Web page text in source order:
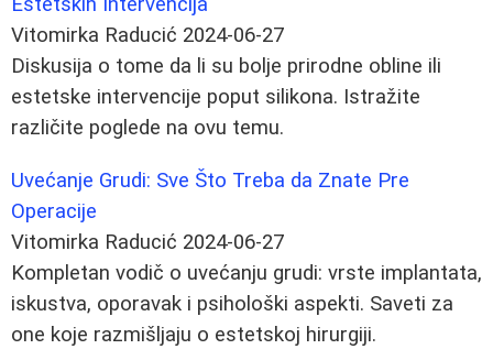
Vitomirka Raducić 2024-06-27
Diskusija o tome da li su bolje prirodne obline ili
estetske intervencije poput silikona. Istražite
različite poglede na ovu temu.
Uvećanje Grudi: Sve Što Treba da Znate Pre
Operacije
Vitomirka Raducić 2024-06-27
Kompletan vodič o uvećanju grudi: vrste implantata,
iskustva, oporavak i psihološki aspekti. Saveti za
one koje razmišljaju o estetskoj hirurgiji.